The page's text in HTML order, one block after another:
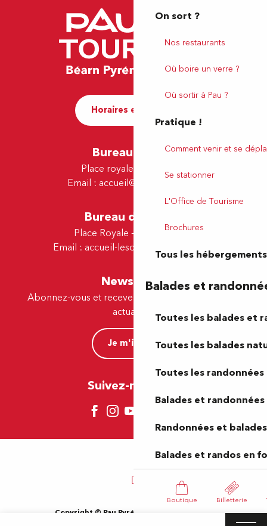
On sort ?
Nos restaurants
Où boire un verre ?
Où sortir à Pau ?
Pratique !
Comment venir et se
Se stationner
L'Office de Tourisme
Brochures
Tous les hébergements
Balades et
Toutes les balades et
Toutes les balades
Toutes les randonnées
Balades et
Randonnées et
Balades et randos en
Boutique Billetterie
Horaires et contact
Bureau de Pau
Place royale - 64000 Pau
Email : accueil@tourismepau.fr
Bureau de Lescar
Place Royale - 64230 Lescar
Email : accueil-lescar@tourismepau.fr
Newsletter
Abonnez-vous et recevez par e-mail nos offres et
actualités.
Je m'inscris
Suivez-nous ici !
Copyright © Pau Pyrénées Tourisme 2024
Gestion des cookies